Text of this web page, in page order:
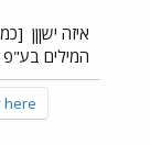
איזה ישןןן
המילים